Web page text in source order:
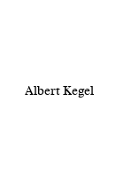
Albert Kegel